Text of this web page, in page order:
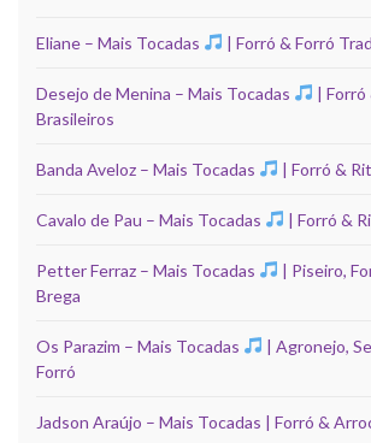
Eliane – Mais Tocadas | Forró & Forró
Desejo de Menina – Mais Tocadas
| Forró
Brasileiros
Banda Aveloz – Mais Tocadas | Forró &
Cavalo de Pau – Mais Tocadas | Forró &
Petter Ferraz – Mais Tocadas
| Piseiro,
Brega
Os Parazim – Mais Tocadas
| Agronejo,
Forró
Jadson Araújo – Mais Tocadas | Forró &